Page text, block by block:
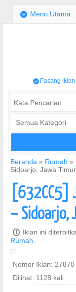
; Menu Utama
/ Pasang
Beranda » Rumah »
Sidoarjo, Jawa Timur
[632CC5]
– Sidoarjo,
P Iklan ini
Rumah
Nomor Iklan: 27870
Dilihat: 1128 kali